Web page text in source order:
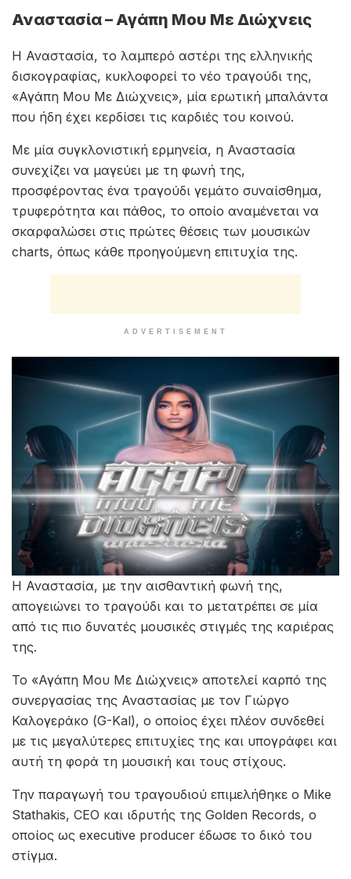
Αναστασία – Αγάπη Μου Με Διώχνεις
Η Αναστασία, το λαμπερό αστέρι της ελληνικής
δισκογραφίας, κυκλοφορεί το νέο τραγούδι της,
«Αγάπη Μου Με Διώχνεις», μία ερωτική μπαλάντα
που ήδη έχει κερδίσει τις καρδιές του κοινού.
Με μία συγκλονιστική ερμηνεία, η Αναστασία
συνεχίζει να μαγεύει με τη φωνή της,
προσφέροντας ένα τραγούδι γεμάτο συναίσθημα,
τρυφερότητα και πάθος, το οποίο αναμένεται να
σκαρφαλώσει στις πρώτες θέσεις των μουσικών
charts, όπως κάθε προηγούμενη επιτυχία της.
ADVERTISEMENT
Η Αναστασία, με την αισθαντική φωνή της,
απογειώνει το τραγούδι και το μετατρέπει σε μία
από τις πιο δυνατές μουσικές στιγμές της καριέρας
της.
Το «Αγάπη Μου Με Διώχνεις» αποτελεί καρπό της
συνεργασίας της Αναστασίας με τον Γιώργο
Καλογεράκο (G-Kal), ο οποίος έχει πλέον συνδεθεί
με τις μεγαλύτερες επιτυχίες της και υπογράφει και
αυτή τη φορά τη μουσική και τους στίχους.
Την παραγωγή του τραγουδιού επιμελήθηκε ο Mike
Stathakis, CEO και ιδρυτής της Golden Records, ο
οποίος ως executive producer έδωσε το δικό του
στίγμα.